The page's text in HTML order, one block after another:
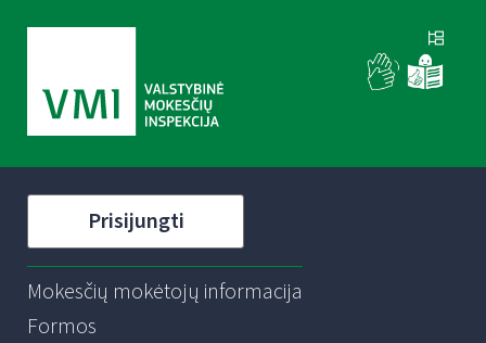
Prisijungti
Mokesčių mokėtojų informacija
Formos